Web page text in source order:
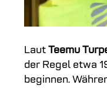
Laut Teemu
der Regel etwa
beginnen.